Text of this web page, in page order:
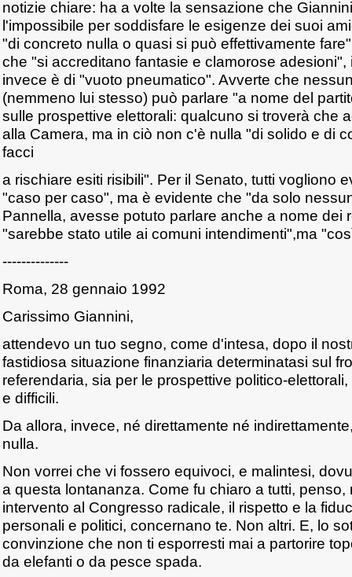
notizie chiare: ha a volte la sensazione che
l'impossibile per soddisfare le esigenze dei suoi
"di concreto nulla o quasi si può effettivamente
che "si accreditano fantasie e clamorose
invece è di "vuoto pneumatico". Avverte che
(nemmeno lui stesso) può parlare "a nome del
sulle prospettive elettorali: qualcuno si troverà che
alla Camera, ma in ciò non c'è nulla "di solido e di
facci
a rischiare esiti risibili". Per il Senato, tutti vogliono
"caso per caso", ma è evidente che "da solo
Pannella, avesse potuto parlare anche a nome dei
"sarebbe stato utile ai comuni intendimenti",ma
--------------
Roma, 28 gennaio 1992
Carissimo Giannini,
attendevo un tuo segno, come d'intesa, dopo il
fastidiosa situazione finanziaria determinatasi sul
referendaria, sia per le prospettive politico-
e difficili.
Da allora, invece, né direttamente né
nulla.
Non vorrei che vi fossero equivoci, e malintesi,
a questa lontananza. Come fu chiaro a tutti, penso,
intervento al Congresso radicale, il rispetto e la
personali e politici, concernano te. Non altri. E, lo
convinzione che non ti esporresti mai a partorire
da elefanti o da pesce spada.